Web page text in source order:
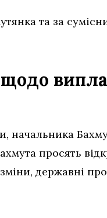
та за
начальника
просять
державні